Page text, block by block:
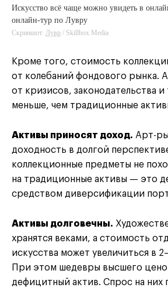
Искусство всё чаще можно увидеть в
онлайн-тур по Лувру
Скриншот: Лувр / Skillbox Media
Кроме того, стоимость
от колебаний фондового рынка.
от кризисов, законодательства и
меньше, чем традиционные
Активы приносят доход. Арт-
доходность в долгой
коллекционные предметы не
на традиционные активы — это
средством диверсификации
Активы долговечны.
хранятся веками, а стоимость
искусства может увеличиться в
При этом шедевры высшего
дефицитный актив. Спрос на них